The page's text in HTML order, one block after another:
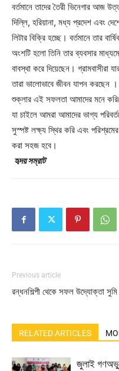
বর্তমানে তাদের তৈরী ভিনেগার আজ
দিল্লি, হরিয়ানা, মধ্য প্রদেশ এবং
লিটার বিক্রি হচ্ছে। বর্তমানে তার
অংশটি হলো তিনি তার ব্যবসার
বাবস্থা করে দিয়েছেন।
তারা ভালোভাবে জীবন যাপন করছেন ।
শুক্লার এই সফলতা আমাদের মনে
যা চাইলে আমরা আমাদের ভাগ্য
সুস্পষ্ট লক্ষ্য স্থির করি এবং
করা সহজ হবে।
হৃদয় সম্রাট
Previous article
রন্ধনশিল্পী থেকে সফল উদ্যোক্তা সুমি
RELATED ARTICLES
জুলাই